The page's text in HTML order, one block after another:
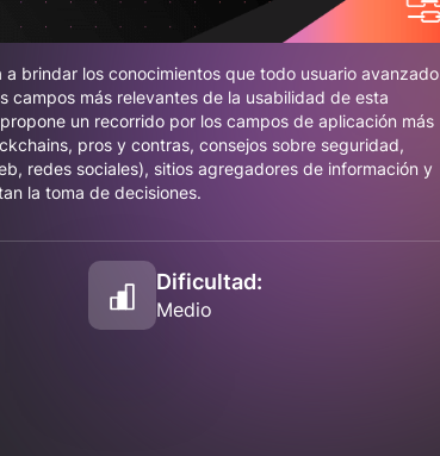
brindar los conocimientos que todo usuario avanzado
campos más relevantes de la usabilidad de esta
un recorrido por los campos de aplicación más
pros y contras, consejos sobre seguridad,
redes sociales), sitios agregadores de información y
la toma de decisiones.
Dificultad:
Medio